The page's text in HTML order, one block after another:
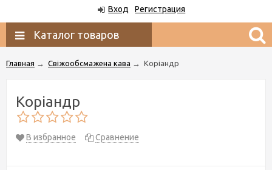
Вход Регистрация
Каталог товаров
Главная → Свіжообсмажена кава → Коріандр
Коріандр
В избранное Сравнение